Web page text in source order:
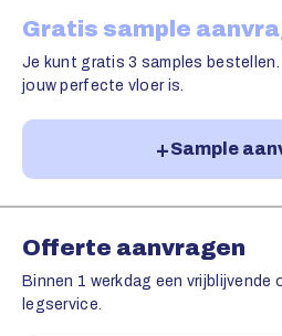
Gratis sample
Je kunt gratis 3 samples
jouw perfecte vloer is.
Sample
Offerte aanvragen
Binnen 1 werkdag een vrijblijvende
legservice.